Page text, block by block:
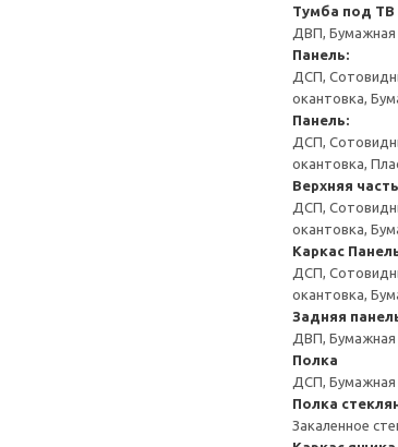
Тумба под ТВ
ДВП, Бумажная
Панель:
ДСП,
окантовка,
Панель:
ДСП,
окантовка,
Верхняя
ДСП,
окантовка,
Каркас
ДСП,
окантовка,
Задняя
ДВП, Бумажная
Полка
ДСП, Бумажная
Полка
Закаленное